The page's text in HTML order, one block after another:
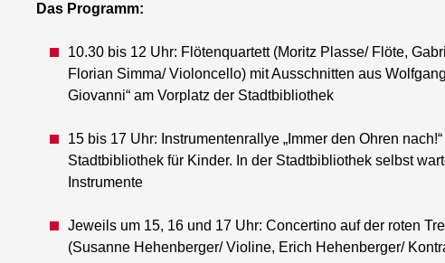
Das Programm:
10.30 bis 12 Uhr: Flötenquartett (Moritz Plasse/ Flöte,
Florian Simma/ Violoncello) mit Ausschnitten aus
Giovanni“ am Vorplatz der Stadtbibliothek
15 bis 17 Uhr: Instrumentenrallye „Immer den Ohren
Stadtbibliothek für Kinder. In der Stadtbibliothek selbst
Instrumente
Jeweils um 15, 16 und 17 Uhr: Concertino auf der roten
(Susanne Hehenberger/ Violine, Erich Hehenberger/